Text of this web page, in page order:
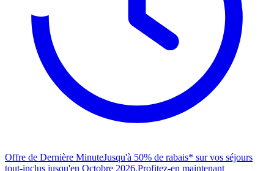
Offre de Dernière MinuteJusqu'à 50% de rabais* sur vos séjours
tout-inclus jusqu'en Octobre 2026.Profitez-en maintenant